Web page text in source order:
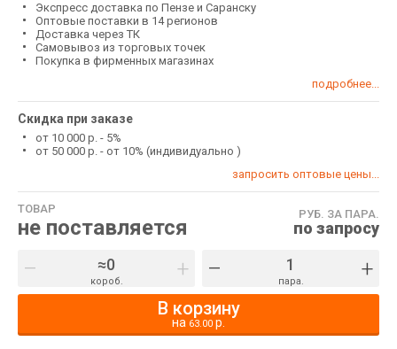
Экспресс доставка по Пензе и Саранску
Оптовые поставки в 14 регионов
Доставка через ТК
Самовывоз из торговых точек
Покупка в фирменных магазинах
подробнее...
Скидка при заказе
от 10 000 р. - 5%
от 50 000 р. - от 10% (индивидуально )
запросить оптовые цены...
ТОВАР
не поставляется
РУБ. ЗА ПАРА.
по запросу
– короб. + – пара. +
В корзину
на 63.00 р.